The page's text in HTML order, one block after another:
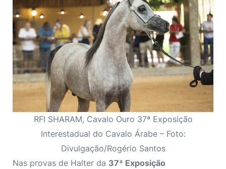
RFI SHARAM, Cavalo Ouro 37ª Exposição
Interestadual do Cavalo Árabe – Foto:
Divulgação/Rogério Santos
Nas provas de Halter da 37ª Exposição